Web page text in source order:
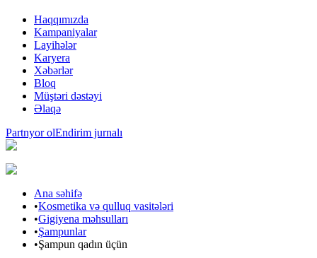
Haqqımızda
Kampaniyalar
Layihələr
Karyera
Xəbərlər
Bloq
Müştəri dəstəyi
Əlaqə
Partnyor olEndirim jurnalı
Ana səhifə
•Kosmetika və qulluq vasitələri
•Gigiyena məhsulları
•Şampunlar
•Şampun qadın üçün